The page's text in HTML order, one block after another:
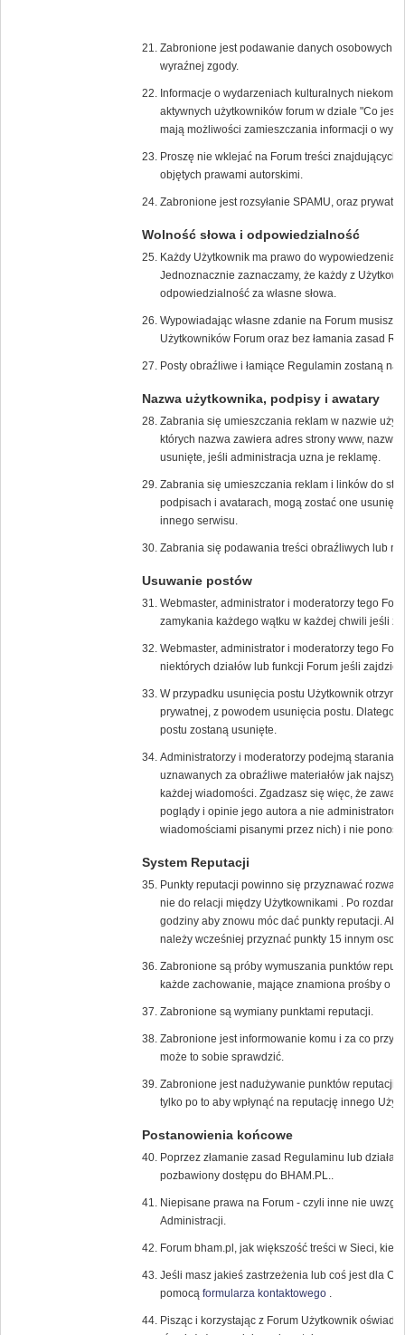
Zabronione jest podawanie danych osobowych
wyraźnej zgody.
Informacje o wydarzeniach kulturalnych
aktywnych użytkowników forum w dziale "Co
mają możliwości zamieszczania informacji o
Proszę nie wklejać na Forum treści
objętych prawami autorskimi.
Zabronione jest rozsyłanie SPAMU, oraz
Wolność słowa i odpowiedzialność
Każdy Użytkownik ma prawo do wypowiedzenia
Jednoznacznie zaznaczamy, że każdy z
odpowiedzialność za własne słowa.
Wypowiadając własne zdanie na Forum musisz
Użytkowników Forum oraz bez łamania zasad
Posty obraźliwe i łamiące Regulamin zostaną
Nazwa użytkownika, podpisy i awatary
Zabrania się umieszczania reklam w nazwie
których nazwa zawiera adres strony www,
usunięte, jeśli administracja uzna je reklamę.
Zabrania się umieszczania reklam i linków do
podpisach i avatarach, mogą zostać one
innego serwisu.
Zabrania się podawania treści obraźliwych lub
Usuwanie postów
Webmaster, administrator i moderatorzy tego
zamykania każdego wątku w każdej chwili jeśli
Webmaster, administrator i moderatorzy tego
niektórych działów lub funkcji Forum jeśli zajdzie
W przypadku usunięcia postu Użytkownik
prywatnej, z powodem usunięcia postu. Dlatego
postu zostaną usunięte.
Administratorzy i moderatorzy podejmą starania
uznawanych za obraźliwe materiałów jak
każdej wiadomości. Zgadzasz się więc, że
poglądy i opinie jego autora a nie
wiadomościami pisanymi przez nich) i nie
System Reputacji
Punkty reputacji powinno się przyznawać
nie do relacji między Użytkownikami . Po
godziny aby znowu móc dać punkty reputacji.
należy wcześniej przyznać punkty 15 innym
Zabronione są próby wymuszania punktów
każde zachowanie, mające znamiona prośby o
Zabronione są wymiany punktami reputacji.
Zabronione jest informowanie komu i za co
może to sobie sprawdzić.
Zabronione jest nadużywanie punktów reputacji,
tylko po to aby wpłynąć na reputację innego
Postanowienia końcowe
Poprzez złamanie zasad Regulaminu lub
pozbawiony dostępu do BHAM.PL..
Niepisane prawa na Forum - czyli inne nie
Administracji.
Forum bham.pl, jak większość treści w Sieci,
Jeśli masz jakieś zastrzeżenia lub coś jest dla
pomocą formularza kontaktowego.
Pisząc i korzystając z Forum Użytkownik